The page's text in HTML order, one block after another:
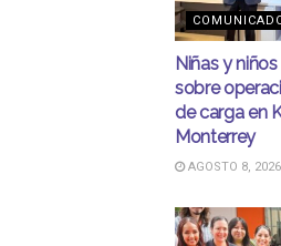
Niñas y
sobre
de carga en
Monterrey
AGOSTO 8, 2026